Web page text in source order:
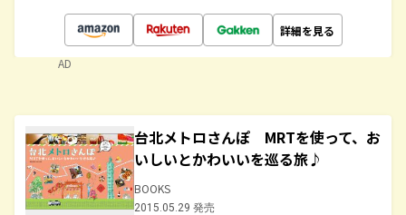
詳細を見る
AD
台北メトロさんぽ MRTを使って、お
いしいとかわいいを巡る旅♪
BOOKS
2015.05.29 発売